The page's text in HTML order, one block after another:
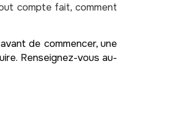
compte fait, comment
de commencer, une
Renseignez-vous au-